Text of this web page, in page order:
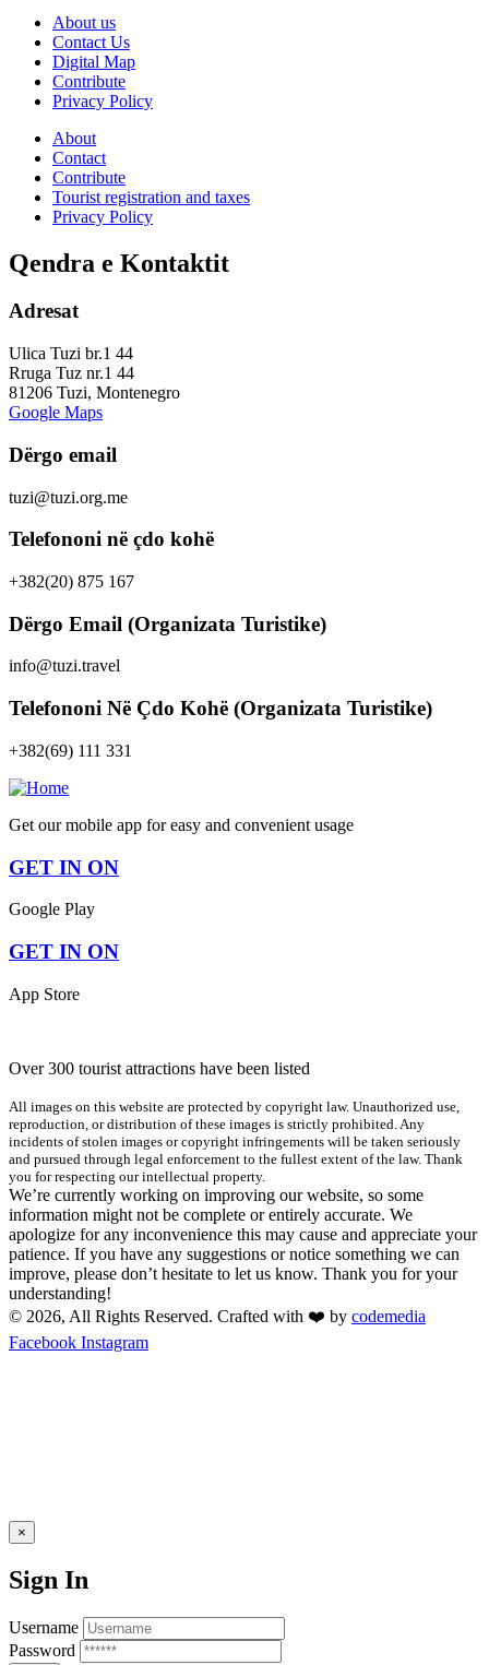
About us
Contact Us
Digital Map
Contribute
Privacy Policy
About
Contact
Contribute
Tourist registration and taxes
Privacy Policy
Qendra e Kontaktit
Adresat
Ulica Tuzi br.1 44
Rruga Tuz nr.1 44
81206 Tuzi, Montenegro
Google Maps
Dërgo email
tuzi@tuzi.org.me
Telefononi në çdo kohë
+382(20) 875 167
Dërgo Email (Organizata Turistike)
info@tuzi.travel
Telefononi Në Çdo Kohë (Organizata Turistike)
+382(69) 111 331
Get our mobile app for easy and convenient usage
GET IN ON
Google Play
GET IN ON
App Store
Over 300 tourist attractions have been listed
All images on this website are protected by copyright law. Unauthorized use,
reproduction, or distribution of these images is strictly prohibited. Any
incidents of stolen images or copyright infringements will be taken seriously
and pursued through legal enforcement to the fullest extent of the law. Thank
you for respecting our intellectual property.
We’re currently working on improving our website, so some
information might not be complete or entirely accurate. We
apologize for any inconvenience this may cause and appreciate your
patience. If you have any suggestions or notice something we can
improve, please don’t hesitate to let us know. Thank you for your
understanding!
© 2026, All Rights Reserved. Crafted with ❤️ by codemedia
Facebook Instagram
×
Sign In
Username
Password